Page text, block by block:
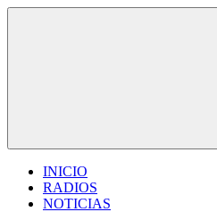
INICIO
RADIOS
NOTICIAS